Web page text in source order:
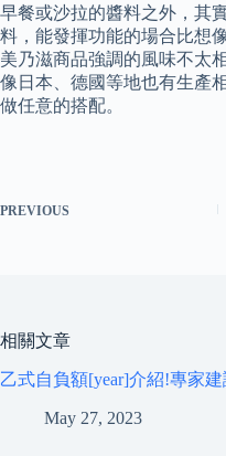
早餐或沙拉的醬料之外，其
料，能發揮功能的場合比想
美乃滋商品強調的風味不太
像日本、德國等地也有生產
做任意的搭配。
PREVIOUS
相關文章
乙式自負額[year]介紹!專家
May 27, 2023